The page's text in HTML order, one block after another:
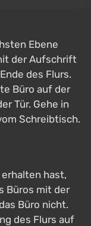
Ebene
der Aufschrift
des Flurs.
Büro auf der
Tür. Gehe in
Schreibtisch.
hast,
Büros mit der
Büro nicht.
des Flurs auf